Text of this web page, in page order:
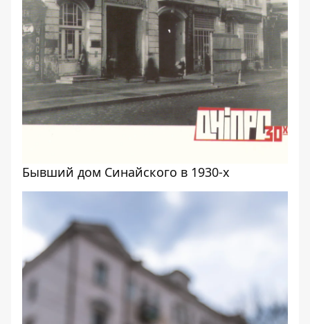
Бывший дом Синайского в 1930-х